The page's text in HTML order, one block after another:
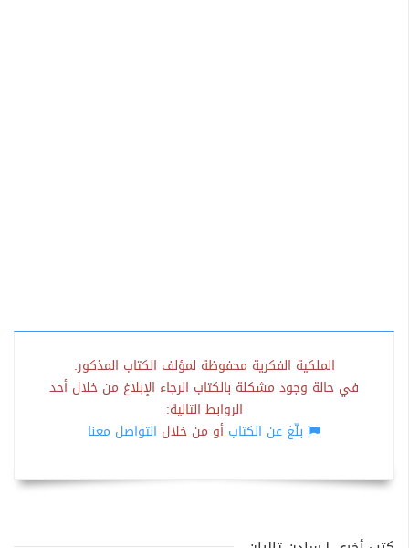
الملكية الفكرية محفوظة لمؤلف الكتاب المذكور.
في حالة وجود مشكلة بالكتاب الرجاء الإبلاغ من خلال أحد
الروابط التالية:
بلّغ عن الكتاب أو من خلال التواصل معنا